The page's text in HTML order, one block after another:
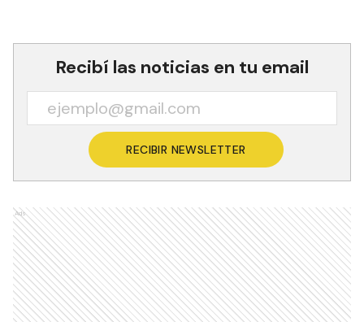
Recibí las noticias en tu email
RECIBIR NEWSLETTER
Ads